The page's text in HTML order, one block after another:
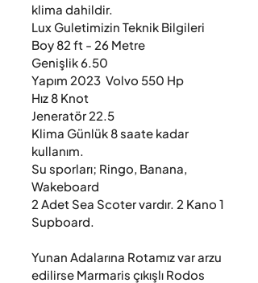
klima dahildir.
Lux Guletimizin Teknik Bilgileri
Boy 82 ft - 26 Metre
Genişlik 6.50
Yapım 2023  Volvo 550 Hp
Hız 8 Knot
Jeneratör 22.5
Klima Günlük 8 saate kadar
kullanım.
Su sporları; Ringo, Banana,
Wakeboard
2 Adet Sea Scoter vardır. 2 Kano 1
Supboard.
Yunan Adalarına Rotamız var arzu
edilirse Marmaris çıkışlı Rodos